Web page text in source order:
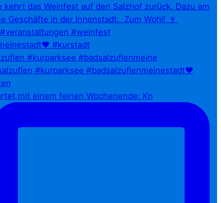
#kurparksee #badsalzuflenmeine
mit einem feinen Wochenende: Kn